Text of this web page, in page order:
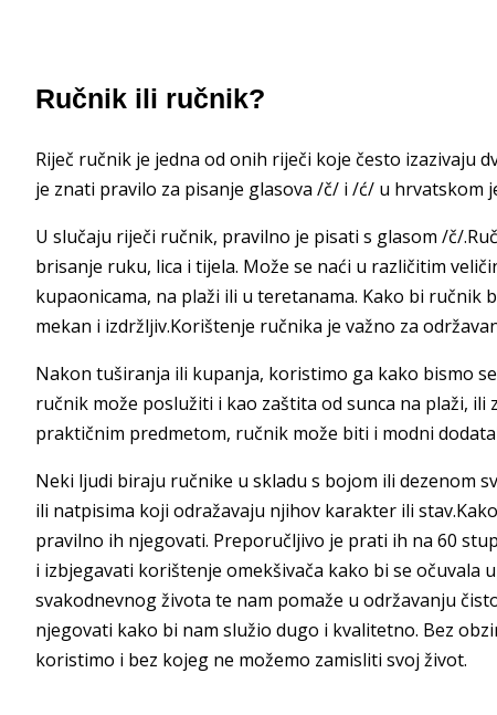
Ručnik ili ručnik?
Riječ ručnik je jedna od onih riječi koje često izazivaju
je znati pravilo za pisanje glasova /č/ i /ć/ u hrvatskom
U slučaju riječi ručnik, pravilno je pisati s glasom /č/
brisanje ruku, lica i tijela. Može se naći u različitim
kupaonicama, na plaži ili u teretanama. Kako bi ručnik
mekan i izdržljiv.Korištenje ručnika je važno za
Nakon tuširanja ili kupanja, koristimo ga kako bismo
ručnik može poslužiti i kao zaštita od sunca na plaži,
praktičnim predmetom, ručnik može biti i modni
Neki ljudi biraju ručnike u skladu s bojom ili dezenom
ili natpisima koji odražavaju njihov karakter ili
pravilno ih njegovati. Preporučljivo je prati ih na 60
i izbjegavati korištenje omekšivača kako bi se
svakodnevnog života te nam pomaže u održavanju
njegovati kako bi nam služio dugo i kvalitetno. Bez
koristimo i bez kojeg ne možemo zamisliti svoj život.